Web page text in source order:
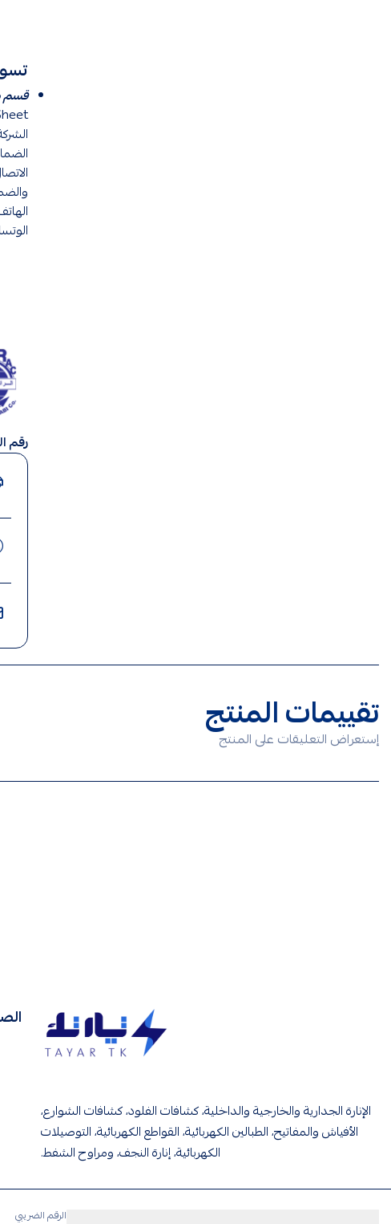
قسم
الهاتف
الوتساب:
,
,
رقم
تقييمات المنتج
إستعراض التعليقات على المنتج
الإنارة الجدارية والخارجية والداخلية، كشافات الفلود، كشافات الشوارع،
الأفياش والمفاتيح، الطبالين الكهربائية، القواطع الكهربائية، التوصيلات
الكهربائية، إنارة النجف، ومراوح الشفط.
الرقم الضريبي